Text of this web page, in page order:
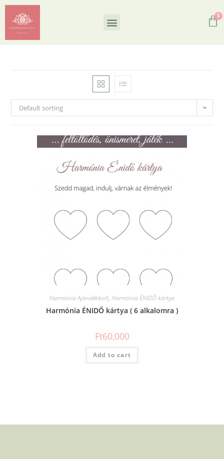
Default sorting
Harmónia Ajándékbolt, Harmónia ÉNIDŐ kártya
Harmónia ÉNIDŐ kártya ( 6 alkalomra )
Ft60,000
Add to cart